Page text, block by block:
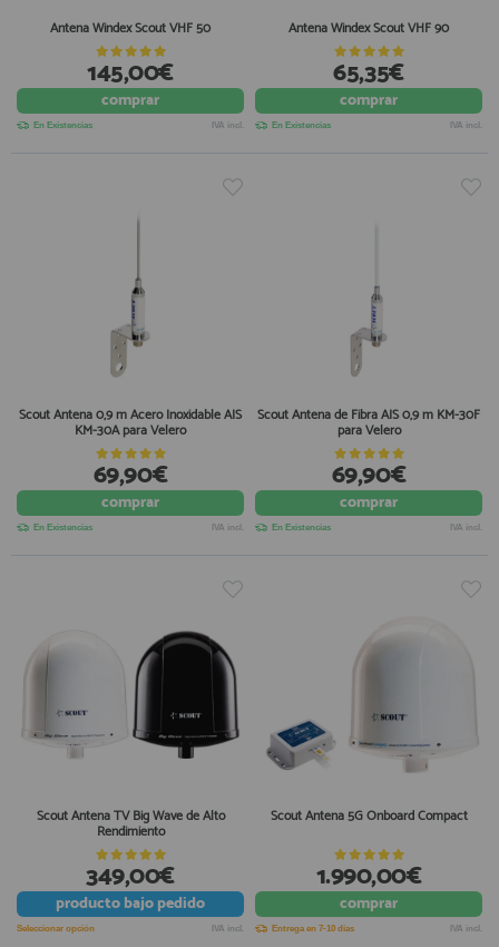
Antena Windex Scout VHF 50
145,00€
comprar
En Existencias IVA incl.
Antena Windex Scout VHF 90
65,35€
comprar
En Existencias IVA incl.
Scout Antena 0,9 m Acero Inoxidable AIS
KM-30A para Velero
69,90€
comprar
En Existencias IVA incl.
Scout Antena de Fibra AIS 0,9 m KM-30F
para Velero
69,90€
comprar
En Existencias IVA incl.
Scout Antena TV Big Wave de Alto
Rendimiento
349,00€
productobajo pedido
Seleccionar opción IVA incl.
Scout Antena 5G Onboard Compact
1.990,00€
comprar
Entrega en 7-10 días IVA incl.